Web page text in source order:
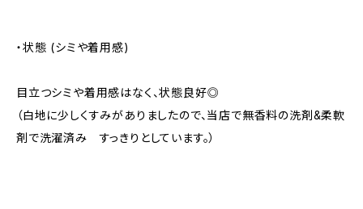
・状態 (シミや着用感)
目立つシミや着用感はなく、状態良好◎
（白地に少しくすみがありましたので、当店で無香料の洗剤&柔軟
剤で洗濯済み すっきりとしています。）